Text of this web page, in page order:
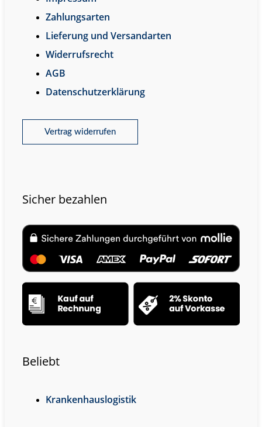
Zahlungsarten
Lieferung und Versandarten
Widerrufsrecht
AGB
Datenschutzerklärung
Vertrag widerrufen
Sicher bezahlen
Beliebt
Krankenhauslogistik